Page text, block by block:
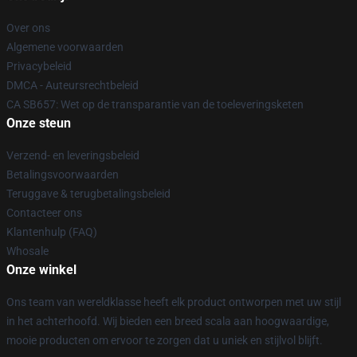
Over ons
Algemene voorwaarden
Privacybeleid
DMCA - Auteursrechtbeleid
CA SB657: Wet op de transparantie van de toeleveringsketen
Onze steun
Verzend- en leveringsbeleid
Betalingsvoorwaarden
Teruggave & terugbetalingsbeleid
Contacteer ons
Klantenhulp (FAQ)
Whosale
Onze winkel
Ons team van wereldklasse heeft elk product ontworpen met uw stijl
in het achterhoofd. Wij bieden een breed scala aan hoogwaardige,
mooie producten om ervoor te zorgen dat u uniek en stijlvol blijft.